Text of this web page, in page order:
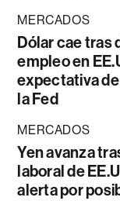
MERCADOS
Dólar cae tras
empleo en
expectativa
la Fed
MERCADOS
Yen avanza
laboral de
alerta por